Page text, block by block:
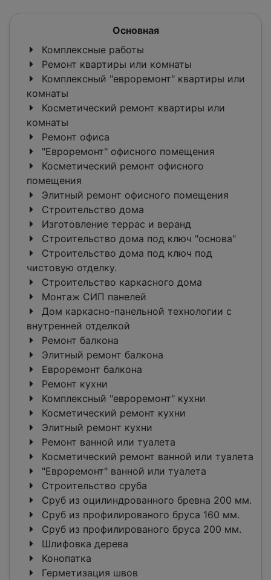
Основная
Комплексные работы
Ремонт квартиры или комнаты
Комплексный "евроремонт" квартиры или
комнаты
Косметический ремонт квартиры или
комнаты
Ремонт офиса
"Евроремонт" офисного помещения
Косметический ремонт офисного
помещения
Элитный ремонт офисного помещения
Строительство дома
Изготовление террас и веранд
Строительство дома под ключ "основа"
Строительство дома под ключ под
чистовую отделку.
Строительство каркасного дома
Монтаж СИП панелей
Дом каркасно-панельной технологии с
внутренней отделкой
Ремонт балкона
Элитный ремонт балкона
Евроремонт балкона
Ремонт кухни
Комплексный "евроремонт" кухни
Косметический ремонт кухни
Элитный ремонт кухни
Ремонт ванной или туалета
Косметический ремонт ванной или туалета
"Евроремонт" ванной или туалета
Строительство сруба
Сруб из оцилиндрованного бревна 200 мм.
Сруб из профилированого бруса 160 мм.
Сруб из профилированого бруса 200 мм.
Шлифовка дерева
Конопатка
Герметизация швов